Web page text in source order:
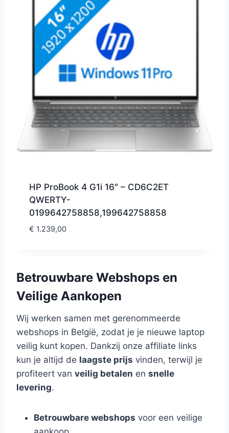
HP ProBook 4 G1i 16″ – CD6C2ET
QWERTY-
0199642758858,199642758858
€ 1.239,00
Betrouwbare Webshops en
Veilige Aankopen
Wij werken samen met gerenommeerde
webshops in België, zodat je je nieuwe laptop
veilig kunt kopen. Dankzij onze affiliate links
kun je altijd de laagste prijs vinden, terwijl je
profiteert van veilig betalen en snelle
levering.
Betrouwbare webshops voor een veilige